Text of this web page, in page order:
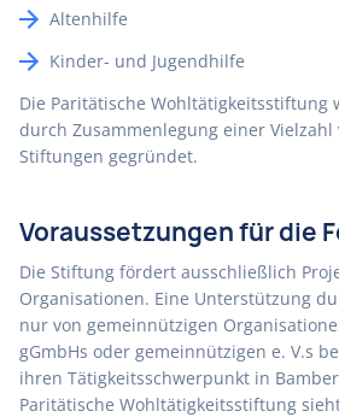
Altenhilfe
Kinder- und Jugendhilfe
Die Paritätische Wohltätigkeitsstiftung
durch Zusammenlegung einer Vielzahl
Stiftungen gegründet.
Voraussetzungen für die
Die Stiftung fördert ausschließlich
Organisationen. Eine Unterstützung
nur von gemeinnützigen
gGmbHs oder gemeinnützigen e. V.s
ihren Tätigkeitsschwerpunkt in
Paritätische Wohltätigkeitsstiftung